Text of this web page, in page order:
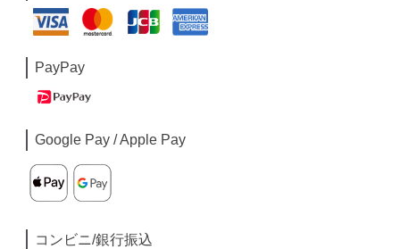
PayPay
Google Pay / Apple Pay
コンビニ/銀行振込